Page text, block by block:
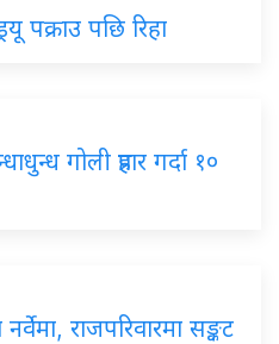
पक्राउ पछि रिहा
गोली प्रहार गर्दा १०
राजपरिवारमा सङ्कट